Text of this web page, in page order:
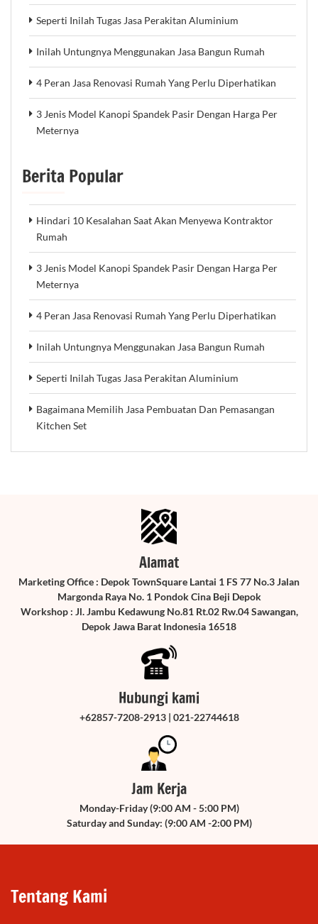
Seperti Inilah Tugas Jasa Perakitan Aluminium
Inilah Untungnya Menggunakan Jasa Bangun Rumah
4 Peran Jasa Renovasi Rumah Yang Perlu Diperhatikan
3 Jenis Model Kanopi Spandek Pasir Dengan Harga Per
Meternya
Berita Popular
Hindari 10 Kesalahan Saat Akan Menyewa Kontraktor
Rumah
3 Jenis Model Kanopi Spandek Pasir Dengan Harga Per
Meternya
4 Peran Jasa Renovasi Rumah Yang Perlu Diperhatikan
Inilah Untungnya Menggunakan Jasa Bangun Rumah
Seperti Inilah Tugas Jasa Perakitan Aluminium
Bagaimana Memilih Jasa Pembuatan Dan Pemasangan
Kitchen Set
Alamat
Marketing Office : Depok TownSquare Lantai 1 FS 77 No.3 Jalan
Margonda Raya No. 1 Pondok Cina Beji Depok
Workshop : Jl. Jambu Kedawung No.81 Rt.02 Rw.04 Sawangan,
Depok Jawa Barat Indonesia 16518
Hubungi kami
+62857-7208-2913 | 021-22744618
Jam Kerja
Monday-Friday (9:00 AM - 5:00 PM)
Saturday and Sunday: (9:00 AM -2:00 PM)
Tentang Kami